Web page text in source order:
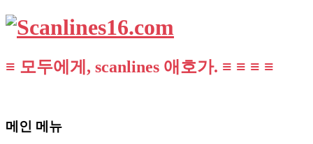
≡ 모두에게, scanlines 애호가. ≡ ≡ ≡ ≡
메인 메뉴